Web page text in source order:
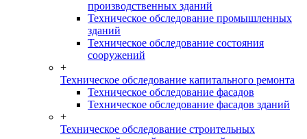
производственных зданий
Техническое обследование промышленных
зданий
Техническое обследование состояния
сооружений
+
Техническое обследование капитального ремонта
Техническое обследование фасадов
Техническое обследование фасадов зданий
+
Техническое обследование строительных